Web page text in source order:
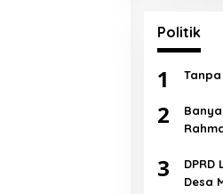
Politik
1
2
3
Desa